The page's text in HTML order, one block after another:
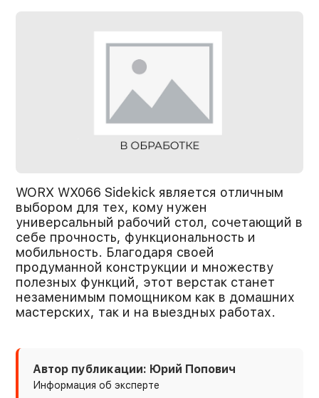
WORX WX066 Sidekick является отличным
выбором для тех, кому нужен
универсальный рабочий стол, сочетающий в
себе прочность, функциональность и
мобильность. Благодаря своей
продуманной конструкции и множеству
полезных функций, этот верстак станет
незаменимым помощником как в домашних
мастерских, так и на выездных работах.
Автор публикации: Юрий Попович
Информация об эксперте